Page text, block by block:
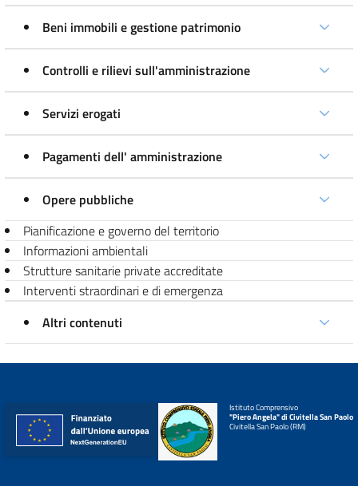
Beni immobili e gestione patrimonio
Controlli e rilievi sull'amministrazione
Servizi erogati
Pagamenti dell' amministrazione
Opere pubbliche
Pianificazione e governo del territorio
Informazioni ambientali
Strutture sanitarie private accreditate
Interventi straordinari e di emergenza
Altri contenuti
Istituto Comprensivo
"Piero Angela" di Civitella San Paolo
Civitella San Paolo (RM)